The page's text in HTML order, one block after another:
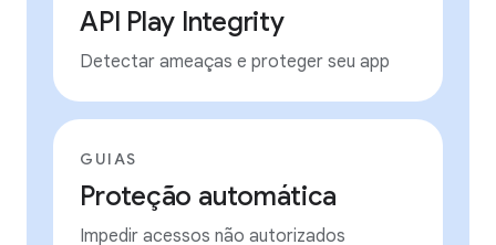
API Play Integrity
Detectar ameaças e proteger seu app
GUIAS
Proteção automática
Impedir acessos não autorizados